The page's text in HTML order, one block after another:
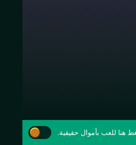
هنا للعب بأموال حقيقية.